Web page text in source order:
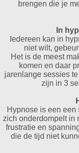
brengen die je
In
Iedereen kan in
niet wilt,
Het is de meest
komen en daar
jarenlange sessies
zijn in 3
Hypnose is een
zich onderdompelt in
frustratie en
die de tijd niet